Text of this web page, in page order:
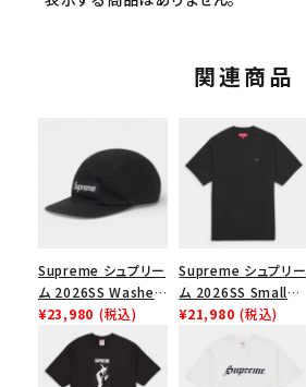
関連商品
Supreme シュプリー
ム 2026SS Washed
Chino Twill Camp
Cap ウォッシュド チ
ノツイル キャンプキャ
ップ ブラック
¥23,980 (税込)
Supreme シュプリー
ム 2026SS Small
Box Tee スモールボ
¥21,980 (税込)